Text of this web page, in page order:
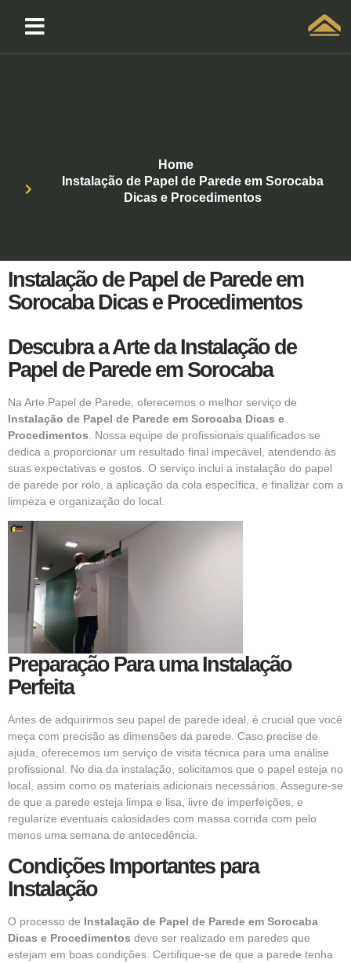
Home
Instalação de Papel de Parede em Sorocaba
Dicas e Procedimentos
Instalação de Papel de Parede em
Sorocaba Dicas e Procedimentos
Descubra a Arte da Instalação de
Papel de Parede em Sorocaba
Na Arte Papel de Parede, oferecemos o melhor serviço de
Instalação de Papel de Parede em Sorocaba Dicas e
Procedimentos . Nossa equipe de profissionais qualificados se
dedica a proporcionar um resultado final impecável, atendendo às
suas expectativas e gostos. O serviço inclui a instalação do papel
de parede por rolo, a aplicação da cola específica, e finalizar com a
limpeza e organização do local.
Preparação Para uma Instalação
Perfeita
Antes de adquirirmos seu papel de parede ideal, é crucial que você
meça com precisão as dimensões da parede. Caso precise de
ajuda, oferecemos um serviço de visita técnica para uma análise
profissional. No dia da instalação, solicitamos que o papel esteja no
local, assim como os materiais adicionais necessários. Assegure-se
de que a parede esteja limpa e lisa, livre de imperfeições, e
regularize eventuais calosidades com massa corrida com pelo
menos uma semana de antecedência.
Condições Importantes para
Instalação
O processo de Instalação de Papel de Parede em Sorocaba
Dicas e Procedimentos deve ser realizado em paredes que
estejam em boas condições. Certifique-se de que a parede tenha